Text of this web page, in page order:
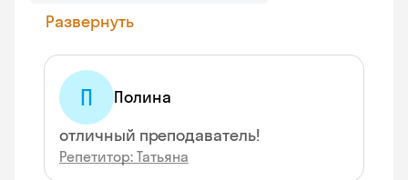
Развернуть
П
Полина
отличный преподаватель!
Репетитор: Татьяна